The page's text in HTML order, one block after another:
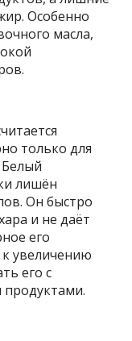
Особенно
масла,
только для
лишён
Он быстро
и не даёт
его
увеличению
его с